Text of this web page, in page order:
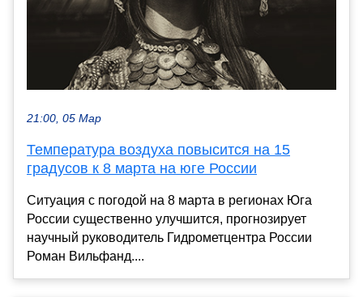
21:00, 05 Мар
Температура воздуха повысится на 15
градусов к 8 марта на юге России
Ситуация с погодой на 8 марта в регионах Юга
России существенно улучшится, прогнозирует
научный руководитель Гидрометцентра России
Роман Вильфанд....